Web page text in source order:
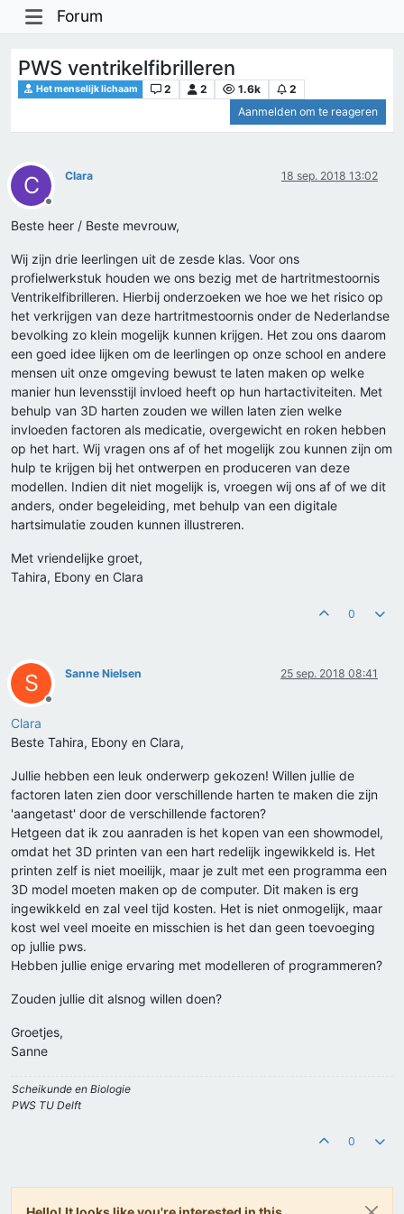
Forum
PWS ventrikelfibrilleren
Het menselijk lichaam 2 2 1.6k
2
Aanmelden om te reageren
C
Offline
Clara 18 sep. 2018 13:02
Beste heer / Beste mevrouw,
Wij zijn drie leerlingen uit de zesde klas. Voor ons
profielwerkstuk houden we ons bezig met de hartritmestoornis
Ventrikelfibrilleren. Hierbij onderzoeken we hoe we het risico op
het verkrijgen van deze hartritmestoornis onder de Nederlandse
bevolking zo klein mogelijk kunnen krijgen. Het zou ons daarom
een goed idee lijken om de leerlingen op onze school en andere
mensen uit onze omgeving bewust te laten maken op welke
manier hun levensstijl invloed heeft op hun hartactiviteiten. Met
behulp van 3D harten zouden we willen laten zien welke
invloeden factoren als medicatie, overgewicht en roken hebben
op het hart. Wij vragen ons af of het mogelijk zou kunnen zijn om
hulp te krijgen bij het ontwerpen en produceren van deze
modellen. Indien dit niet mogelijk is, vroegen wij ons af of we dit
anders, onder begeleiding, met behulp van een digitale
hartsimulatie zouden kunnen illustreren.
Met vriendelijke groet,
Tahira, Ebony en Clara
0
S
Offline
Sanne Nielsen 25 sep. 2018 08:41
Clara
Beste Tahira, Ebony en Clara,
Jullie hebben een leuk onderwerp gekozen! Willen jullie de
factoren laten zien door verschillende harten te maken die zijn
'aangetast' door de verschillende factoren?
Hetgeen dat ik zou aanraden is het kopen van een showmodel,
omdat het 3D printen van een hart redelijk ingewikkeld is. Het
printen zelf is niet moeilijk, maar je zult met een programma een
3D model moeten maken op de computer. Dit maken is erg
ingewikkeld en zal veel tijd kosten. Het is niet onmogelijk, maar
kost wel veel moeite en misschien is het dan geen toevoeging
op jullie pws.
Hebben jullie enige ervaring met modelleren of programmeren?
Zouden jullie dit alsnog willen doen?
Groetjes,
Sanne
Scheikunde en Biologie
PWS TU Delft
0